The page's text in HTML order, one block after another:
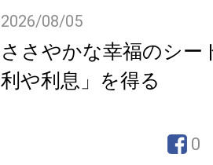
2026/08/05
ささやかな幸福のシー
利や利息」を得る
0